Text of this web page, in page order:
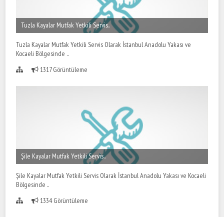
Tuzla Kayalar Mutfak Yetkili Servis..
Tuzla Kayalar Mutfak Yetkili Servis Olarak İstanbul Anadolu Yakası ve
Kocaeli Bölgesinde ..
1317 Görüntüleme
Şile Kayalar Mutfak Yetkili Servis..
Şile Kayalar Mutfak Yetkili Servis Olarak İstanbul Anadolu Yakası ve Kocaeli
Bölgesinde ..
1334 Görüntüleme